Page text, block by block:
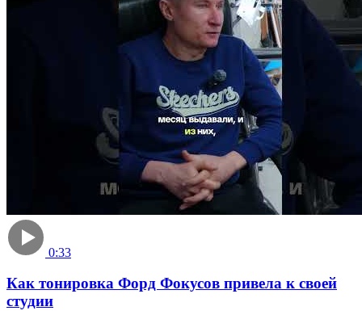
0:33
Как тонировка Форд Фокусов привела к своей
студии